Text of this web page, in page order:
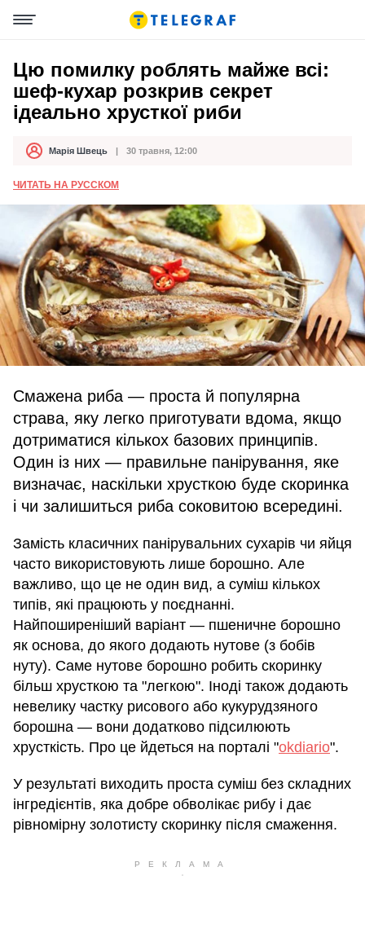
Цю помилку роблять майже всі:
шеф-кухар розкрив секрет
ідеально хрусткої риби
АвторМарія Швець
Дата публікації 30 травня, 12:00
ЧИТАТЬ НА РУССКОМ
Смажена риба — проста й популярна
страва, яку легко приготувати вдома, якщо
дотриматися кількох базових принципів.
Один із них — правильне панірування, яке
визначає, наскільки хрусткою буде скоринка
і чи залишиться риба соковитою всередині.
Замість класичних панірувальних сухарів чи яйця
часто використовують лише борошно. Але
важливо, що це не один вид, а суміш кількох
типів, які працюють у поєднанні.
Найпоширеніший варіант — пшеничне борошно
як основа, до якого додають нутове (з бобів
нуту). Саме нутове борошно робить скоринку
більш хрусткою та "легкою". Іноді також додають
невелику частку рисового або кукурудзяного
борошна — вони додатково підсилюють
хрусткість. Про це йдеться на порталі "okdiario".
У результаті виходить проста суміш без складних
інгредієнтів, яка добре обволікає рибу і дає
рівномірну золотисту скоринку після смаження.